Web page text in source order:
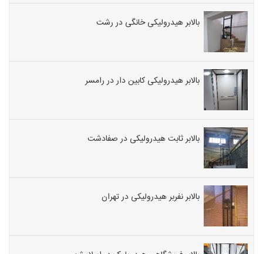
بالابر هیدرولیکی خانگی در رشت
بالابر هیدرولیکی کابین دار در رامسر
بالابر ثابت هیدرولیکی در صفادشت
بالابر نفربر هیدرولیکی در تهران